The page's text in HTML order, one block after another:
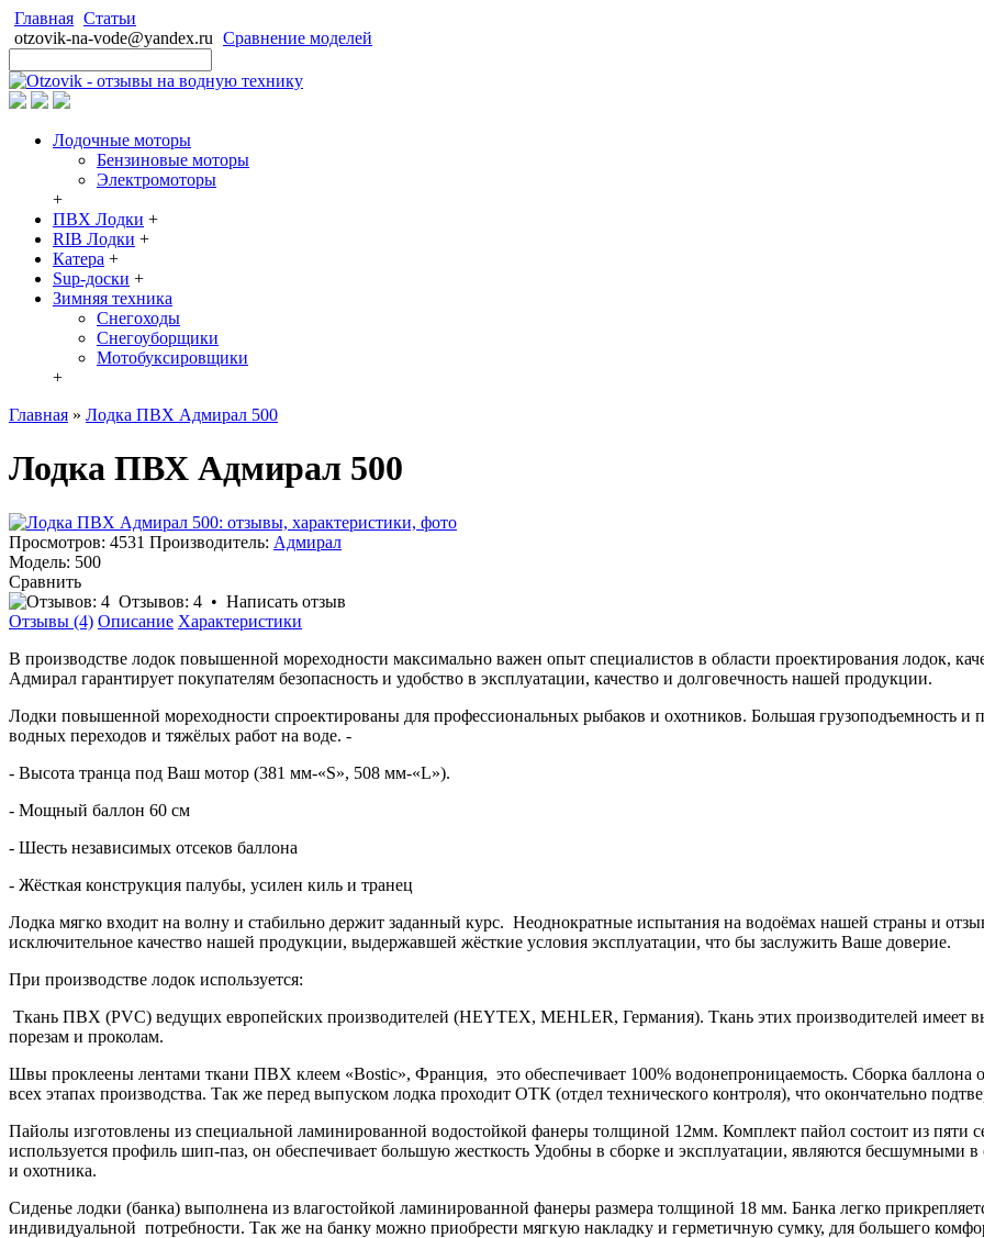
Главная Статьи
otzovik-na-vode@yandex.ru Сравнение моделей
Лодочные моторы
Бензиновые моторы
Электромоторы
+
ПВХ Лодки +
RIB Лодки +
Катера +
Sup-доски +
Зимняя техника
Снегоходы
Cнегоуборщики
Мотобуксировщики
+
Главная » Лодка ПВХ Адмирал 500
Лодка ПВХ Адмирал 500
Просмотров: 4531 Производитель: Адмирал
Модель: 500
Сравнить
Отзывов: 4 • Написать отзыв
Отзывы (4) Описание Характеристики
В производстве лодок повышенной мореходности максимально важен опыт специалистов в области проектирования лодок,
Адмирал гарантирует покупателям безопасность и удобство в эксплуатации, качество и долговечность нашей продукции.
Лодки повышенной мореходности спроектированы для профессиональных рыбаков и охотников. Большая грузоподъемность и
водных переходов и тяжёлых работ на воде. -
- Высота транца под Ваш мотор (381 мм-«S», 508 мм-«L»).
- Мощный баллон 60 см
- Шесть независимых отсеков баллона
- Жёсткая конструкция палубы, усилен киль и транец
Лодка мягко входит на волну и стабильно держит заданный курс. Неоднократные испытания на водоёмах нашей страны и
исключительное качество нашей продукции, выдержавшей жёсткие условия эксплуатации, что бы заслужить Ваше доверие.
При производстве лодок используется:
Ткань ПВХ (PVC) ведущих европейских производителей (HEYTEX, MEHLER, Германия). Ткань этих производителей имеет
порезам и проколам.
Швы проклеены лентами ткани ПВХ клеем «Bostic», Франция, это обеспечивает 100% водонепроницаемость. Сборка баллона
всех этапах производства. Так же перед выпуском лодка проходит ОТК (отдел технического контроля), что окончательно
Пайолы изготовлены из специальной ламинированной водостойкой фанеры толщиной 12мм. Комплект пайол состоит из пяти
используется профиль шип-паз, он обеспечивает большую жесткость Удобны в сборке и эксплуатации, являются
и охотника.
Сиденье лодки (банка) выполнена из влагостойкой ламинированной фанеры размера толщиной 18 мм. Банка легко
индивидуальной потребности. Так же на банку можно приобрести мягкую накладку и герметичную сумку, для большего